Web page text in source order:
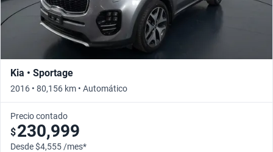
Kia • Sportage
2016 • 80,156 km • Automático
Precio contado
$230,999
Desde $4,555 /mes*